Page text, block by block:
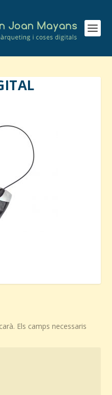
Els camps necessaris